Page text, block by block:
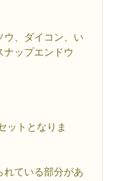
、ダイコン、い
ナップエンドウ
ットとなりま
れている部分があ